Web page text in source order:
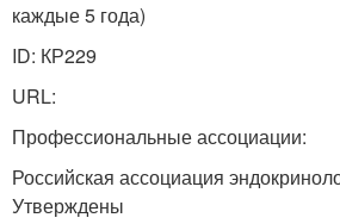
каждые 5 года)
ID: КР229
URL:
Профессиональные ассоциации:
Российская ассоциация
Утверждены